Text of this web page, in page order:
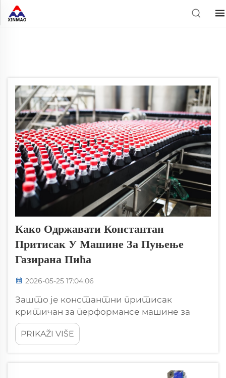
Како Одржавати Константан
Притисак У Машине За Пуњење
Газирана Пића
2026-05-25 17:04:06
Зашто је константни притисак
критичан за перформансе машине за
пуњење газирана пићаУтицај
флуктуација притиска на губитак
газирања, тачност запремине пуњења и
константног притиска у машини за
PRIKAŽI VIŠE